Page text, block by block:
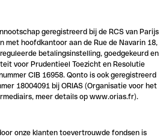
geregistreerd bij de RCS van Parijs
met hoofdkantoor aan de Rue de Navarin 18,
betalingsinstelling, goedgekeurd en
voor Prudentieel Toezicht en Resolutie
CIB 16958. Qonto is ook geregistreerd
18004091 bij ORIAS (Organisatie voor het
meer details op www.orias.fr).
onze klanten toevertrouwde fondsen is